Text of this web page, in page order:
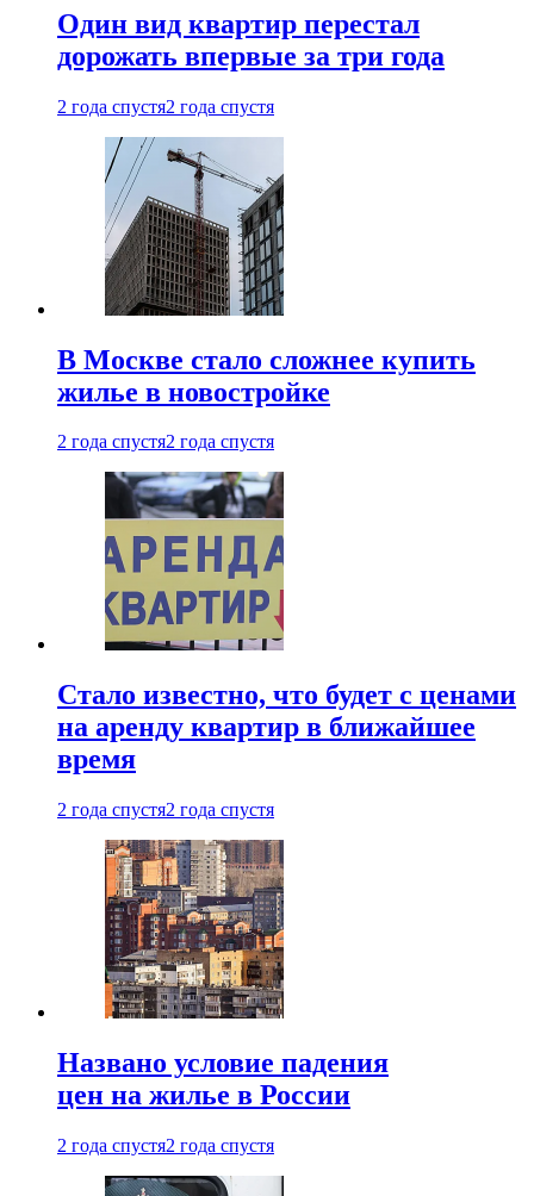
Один вид квартир перестал
дорожать впервые за три года
2 года спустя2 года спустя
В Москве стало сложнее купить
жилье в новостройке
2 года спустя2 года спустя
Стало известно, что будет с ценами
на аренду квартир в ближайшее
время
2 года спустя2 года спустя
Названо условие падения
цен на жилье в России
2 года спустя2 года спустя